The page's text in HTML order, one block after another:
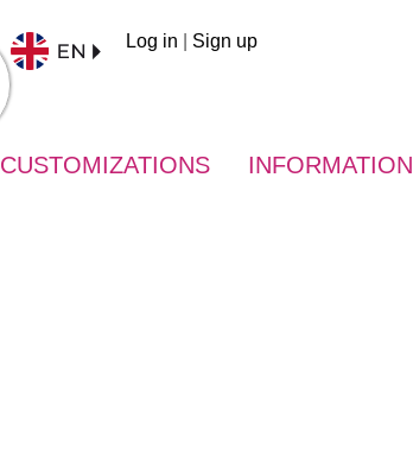
Log in Sign up
CUSTOMIZATIONS INFORMATION